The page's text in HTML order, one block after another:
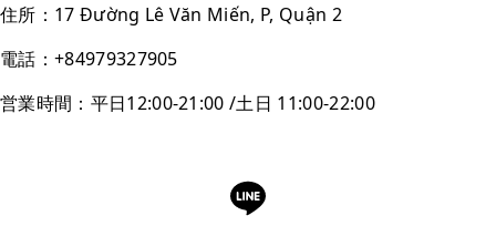
住所：17 Đường Lê Văn Miến, P, Quận 2
電話：+84979327905
営業時間：平日12:00-21:00 /土日 11:00-22:00